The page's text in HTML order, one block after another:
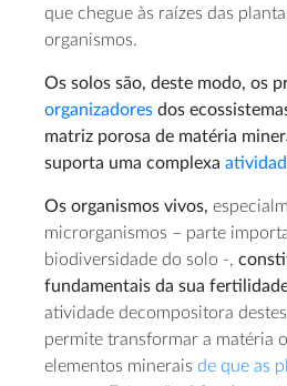
que chegue às raízes das
organismos.
Os solos são, deste modo, os
organizadores dos
matriz porosa de matéria
suporta uma complexa
Os organismos vivos,
microrganismos – parte
biodiversidade do solo -,
fundamentais da sua
atividade decompositora
permite transformar a matéria
elementos minerais de que as